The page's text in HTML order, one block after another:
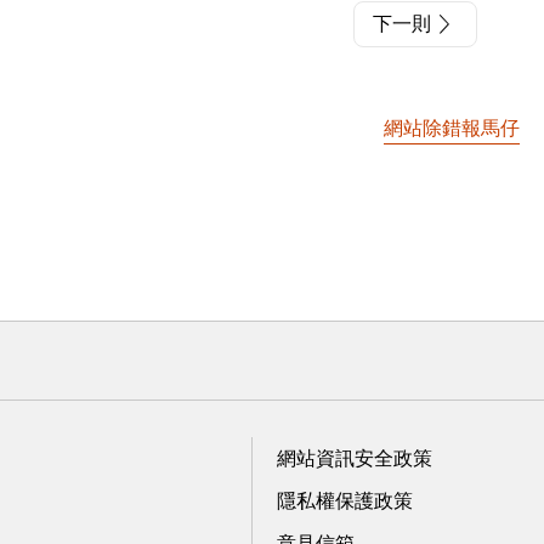
下一則
網站除錯報馬仔
網站資訊安全政策
隱私權保護政策